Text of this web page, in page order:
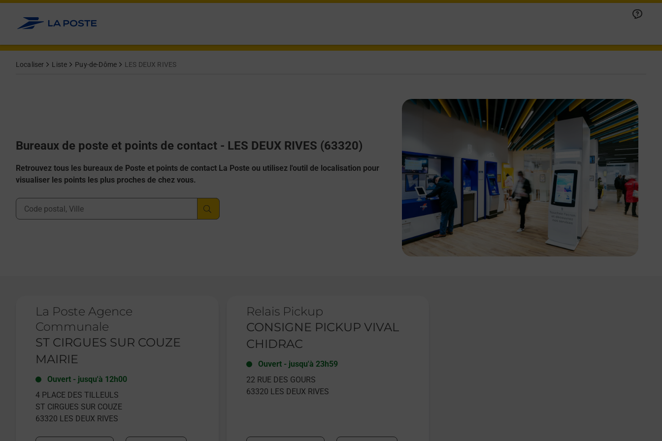
Allez au contenu
Localiser Liste Puy-de-Dôme LES DEUX RIVES
Bureaux de poste et points de contact - LES DEUX RIVES (63320)
Retrouvez tous les bureaux de Poste et points de contact La Poste ou utilisez l'outil de localisation pour
visualiser les points les plus proches de chez vous.
Ville, Département, Code Postal
La Poste Agence
Communale
ST CIRGUES SUR COUZE
MAIRIE
Ouvert - jusqu'à 12h00
4 PLACE DES TILLEULS
ST CIRGUES SUR COUZE
63320 LES DEUX RIVES
Relais Pickup
CONSIGNE PICKUP VIVAL
CHIDRAC
Ouvert- jusqu'à 23h59
22 RUE DES GOURS
63320 LES DEUX RIVES
Afficher ou masquer la réponse
Afficher ou masquer la réponse
Afficher ou masquer la réponse
Afficher ou masquer la réponse
Afficher ou masquer la réponse